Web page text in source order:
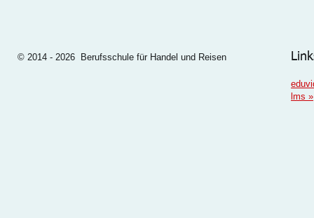
© 2014 - 2026 Berufsschule für Handel und Reisen
lms »